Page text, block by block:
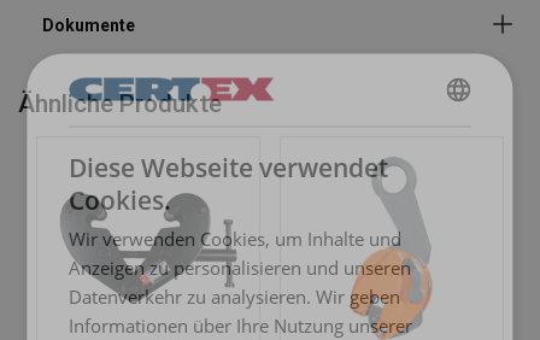
Hinweis:
Ähnliche Produkte
ENGLISH TRANSLATION
Diese Webseite verwendet
Cookies.
Wir verwenden Cookies, um Inhalte und
Anzeigen zu personalisieren und unseren
Datenverkehr zu analysieren. Wir geben
Informationen über Ihre Nutzung unserer